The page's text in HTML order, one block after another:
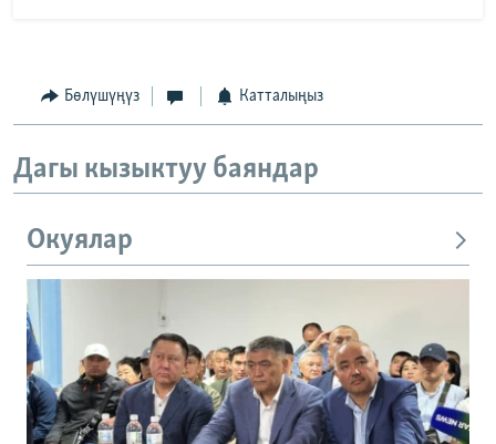
Бөлүшүңүз Катталыңыз
Дагы кызыктуу баяндар
Окуялар